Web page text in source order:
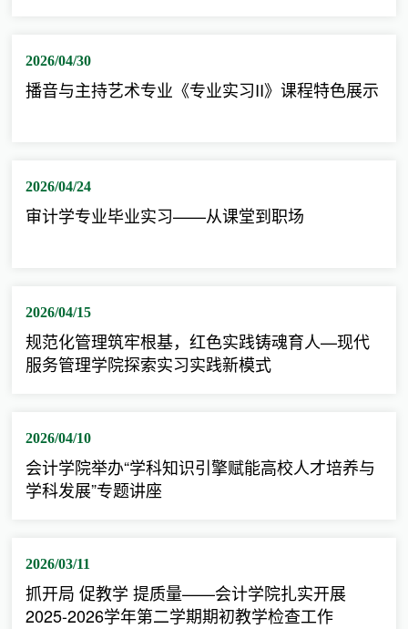
2026/04/30
播音与主持艺术专业《专业实习II》课程特色展示
2026/04/24
审计学专业毕业实习——从课堂到职场
2026/04/15
规范化管理筑牢根基，红色实践铸魂育人—现代
服务管理学院探索实习实践新模式
2026/04/10
会计学院举办“学科知识引擎赋能高校人才培养与
学科发展”专题讲座
2026/03/11
抓开局 促教学 提质量——会计学院扎实开展
2025-2026学年第二学期期初教学检查工作